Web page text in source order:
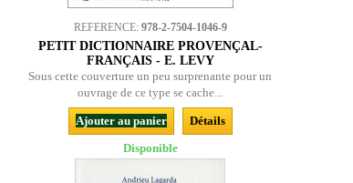
REFERENCE: 978-2-7504-1046-9
PETIT DICTIONNAIRE PROVENÇAL-
FRANÇAIS - E. LEVY
Sous cette couverture un peu surprenante pour un
ouvrage de ce type se cache...
Ajouter au panier
Détails
Disponible